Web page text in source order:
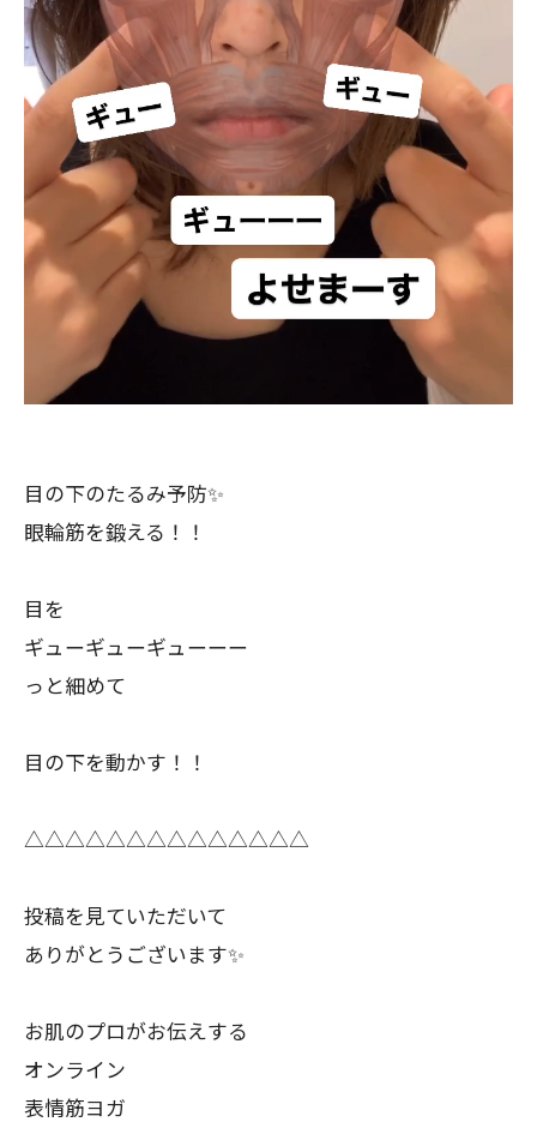
目の下のたるみ予防✨
眼輪筋を鍛える！！
目を
ギューギューギューーー
っと細めて
目の下を動かす！！
△△△△△△△△△△△△△△
投稿を見ていただいて
ありがとうございます✨
お肌のプロがお伝えする
オンライン
表情筋ヨガ